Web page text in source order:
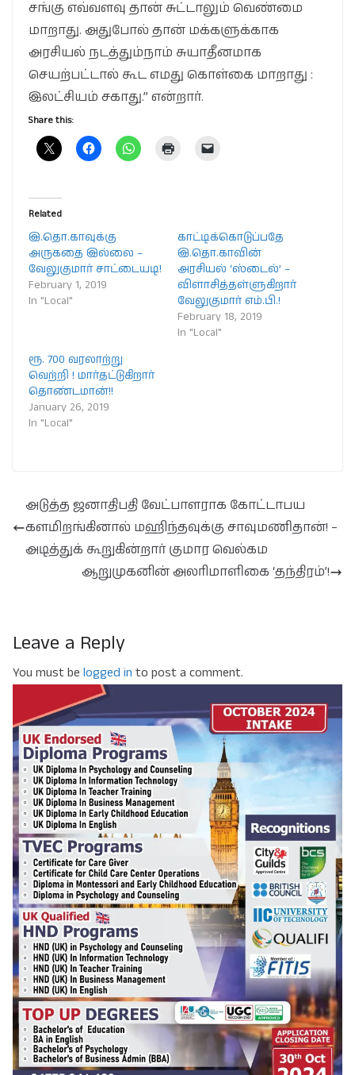
சங்கு எவ்வளவு தான் சுட்டாலும் வெண்மை
மாறாது. அதுபோல் தான் மக்களுக்காக
அரசியல் நடத்தும்நாம் சுயாதீனமாக
செயற்பட்டால் கூட எமது கொள்கை மாறாது :
இலட்சியம் சகாது.’’ என்றார்.
Share this:
Related
இ.தொ.காவுக்கு
அருகதை இல்லை –
வேலுகுமார் சாட்டையடி!
February 1, 2019
In "Local"
காட்டிக்கொடுப்பதே
இ.தொ.காவின்
அரசியல் ‘ஸ்டைல்’ –
விளாசித்தள்ளுகிறார்
வேலுகுமார் எம்.பி.!
February 18, 2019
In "Local"
ரூ. 700 வரலாற்று
வெற்றி ! மார்தட்டுகிறார்
தொண்டமான்!!
January 26, 2019
In "Local"
அடுத்த ஜனாதிபதி வேட்பாளராக கோட்டாபய
களமிறங்கினால் மஹிந்தவுக்கு சாவுமணிதான்! –
அடித்துக் கூறுகின்றார் குமார வெல்கம
ஆறுமுகனின் அலரிமாளிகை ‘தந்திரம்’!
Leave a Reply
You must be logged in to post a comment.